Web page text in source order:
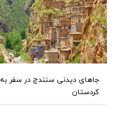
جاهای دیدنی سنندج در سفر به
کردستان